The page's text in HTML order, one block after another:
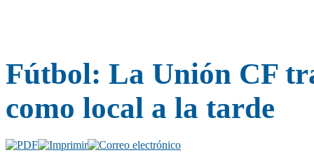
Fútbol: La Unión CF
como local a la tarde